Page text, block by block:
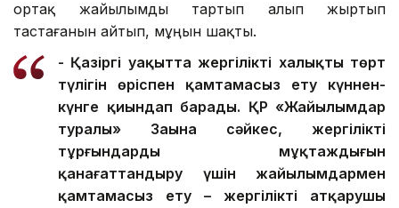
ортақ жайылымды тартып алып жыртып
тастағанын айтып, мұңын шақты.
- Қазіргі уақытта жергілікті халықтың төрт
түлігін өріспен қамтамасыз ету күннен-
күнге қиындап барады. ҚР «Жайылымдар
туралы» Заңына сәйкес, жергілікті
тұрғындардың мұқтаждығын
қанағаттандыру үшін жайылымдармен
қамтамасыз ету – жергілікті атқарушы